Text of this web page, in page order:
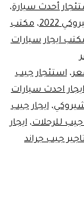
أحدث سيارة،
2022 ،مكتب
ايجار سيارات
،استئجار جيب
ايجار احدث سيارات
شيروكي،ايجار جيب
جيب للرحلات،ايجار
جيب جراند